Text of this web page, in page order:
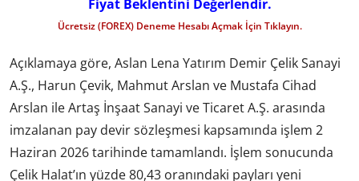
Fiyat Beklentini Değerlendir.
Ücretsiz (FOREX) Deneme Hesabı Açmak İçin Tıklayın.
Açıklamaya göre, Aslan Lena Yatırım Demir Çelik Sanayi
A.Ş., Harun Çevik, Mahmut Arslan ve Mustafa Cihad
Arslan ile Artaş İnşaat Sanayi ve Ticaret A.Ş. arasında
imzalanan pay devir sözleşmesi kapsamında işlem 2
Haziran 2026 tarihinde tamamlandı. İşlem sonucunda
Çelik Halat’ın yüzde 80,43 oranındaki payları yeni